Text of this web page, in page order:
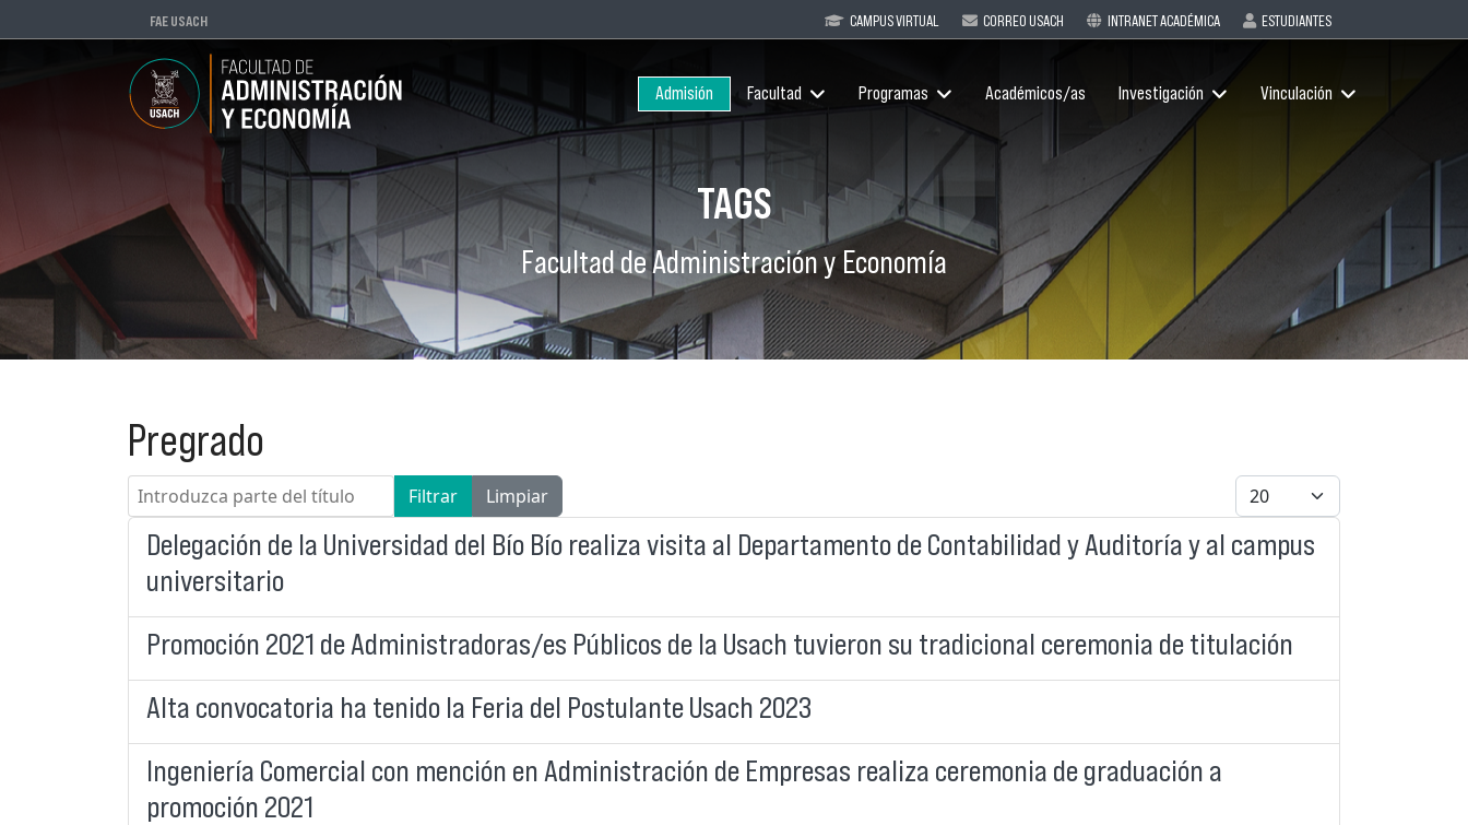
FAE USACH CAMPUS VIRTUAL CORREO USACH INTRANET ACADÉMICA ESTUDIANTES
Admisión Facultad Programas Académicos/as Investigación Vinculación
TAGS
Facultad de Administración y Economía
Pregrado
Introduzca parte del título Filtrar Limpiar Cantidad a mostrar
Delegación de la Universidad del Bío Bío realiza visita al Departamento de Contabilidad y Auditoría y al campus
universitario
Promoción 2021 de Administradoras/es Públicos de la Usach tuvieron su tradicional ceremonia de titulación
Alta convocatoria ha tenido la Feria del Postulante Usach 2023
Ingeniería Comercial con mención en Administración de Empresas realiza ceremonia de graduación a
promoción 2021